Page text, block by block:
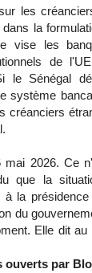
les
la
vise les
de
le Sénégal
système
créanciers
mai 2026. Ce
que la
à la
du
Elle dit
ouverts par